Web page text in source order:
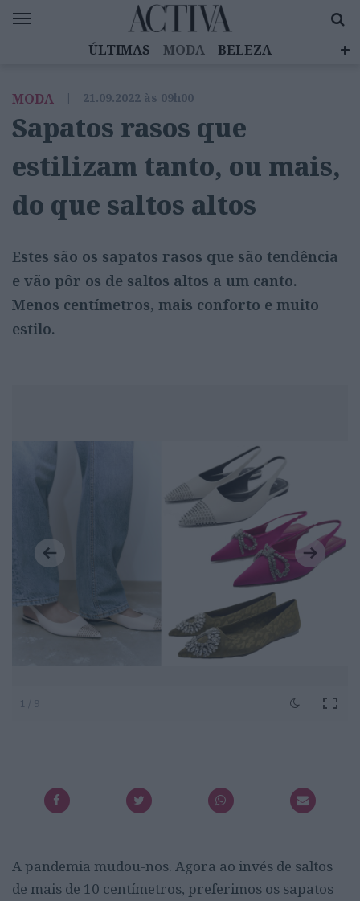
ÚLTIMAS MODA
BELEZA
EMOÇÕES
MULHERES INSPIRADORAS
DIZ QUEM SABE
ACTIVA BRAND STUDIO
MODA | 21.09.2022 às 09h00
Sapatos rasos que
estilizam tanto, ou mais,
do que saltos altos
Estes são os sapatos rasos que são tendência
e vão pôr os de saltos altos a um canto.
Menos centímetros, mais conforto e muito
estilo.
1 / 9
A pandemia mudou-nos. Agora ao invés de saltos
de mais de 10 centímetros, preferimos os sapatos